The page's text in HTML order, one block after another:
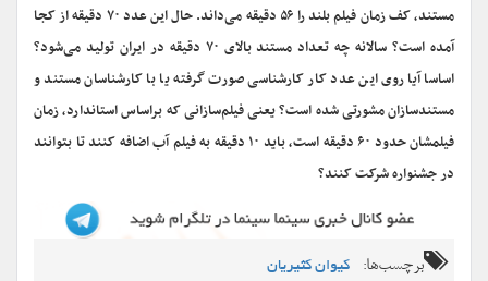
مستند، کف زمان فیلم بلند را ۵۶ دقیقه می‌داند. حال این عدد ۷۰ دقیقه از کجا
آمده است؟ سالانه چه تعداد مستند بالای ۷۰ دقیقه در ایران تولید می‌شود؟
اساسا آیا روی این عدد کار کارشناسی صورت گرفته یا با کارشناسان مستند و
مستندسازان مشورتی شده است؟ یعنی فیلم‌سازانی که براساس استاندارد، زمان
فیلمشان حدود ۶۰ دقیقه است، باید ۱۰ دقیقه به فیلم آب اضافه کنند تا بتوانند
در جشنواره شرکت کنند؟
برچسب‌ها: کیوان کثیریان